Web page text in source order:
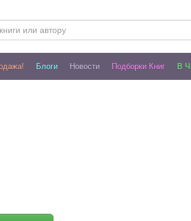
Блоги Новости Подборки Книг В